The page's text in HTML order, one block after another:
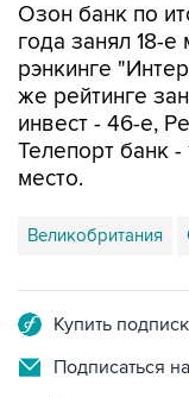
Озон банк по
года занял 18-
рэнкинге
же рейтинге
инвест - 46-е,
Телепорт банк -
место.
Великобритания
Купить
Подписаться